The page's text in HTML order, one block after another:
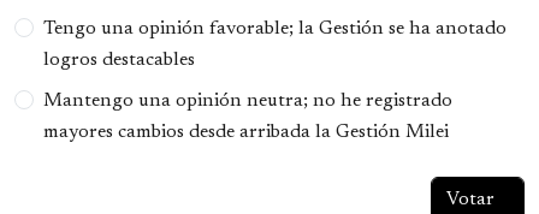
Tengo una opinión favorable; la Gestión se ha anotado
logros destacables
Mantengo una opinión neutra; no he registrado
mayores cambios desde arribada la Gestión Milei